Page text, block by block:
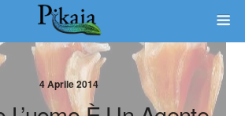
4 Aprile 2014